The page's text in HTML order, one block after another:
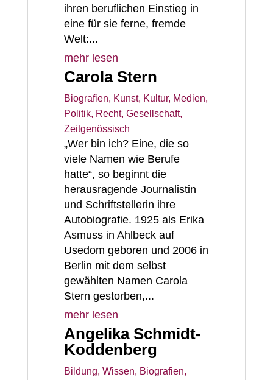
ihren beruflichen Einstieg in
eine für sie ferne, fremde
Welt:...
mehr lesen
Carola Stern
Biografien, Kunst, Kultur, Medien,
Politik, Recht, Gesellschaft,
Zeitgenössisch
„Wer bin ich? Eine, die so
viele Namen wie Berufe
hatte“, so beginnt die
herausragende Journalistin
und Schriftstellerin ihre
Autobiografie. 1925 als Erika
Asmuss in Ahlbeck auf
Usedom geboren und 2006 in
Berlin mit dem selbst
gewählten Namen Carola
Stern gestorben,...
mehr lesen
Angelika Schmidt-
Koddenberg
Bildung, Wissen, Biografien,